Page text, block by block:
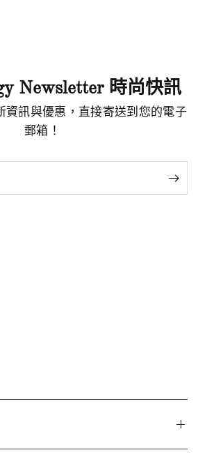
Newsletter 時尚快訊
資訊與優惠，直接寄送到您的電子
郵箱！